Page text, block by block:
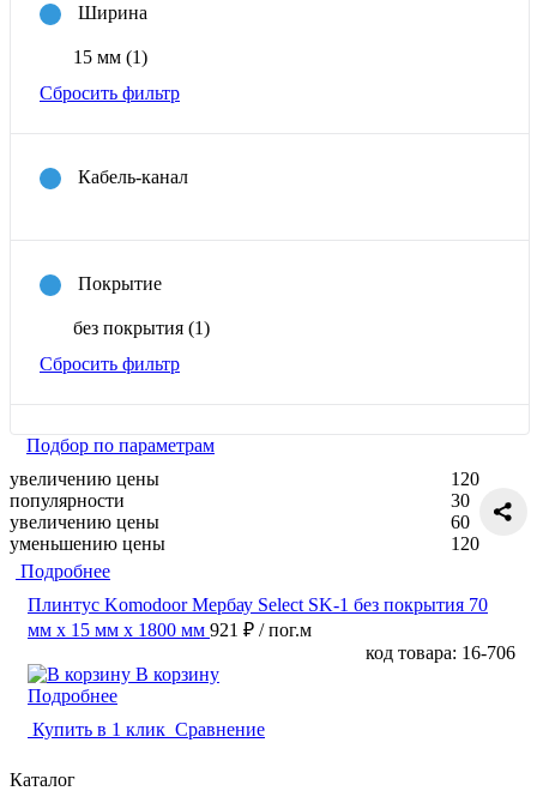
Ширина
15 мм (1)
Сбросить фильтр
Кабель-канал
Покрытие
без покрытия (1)
Сбросить фильтр
Подбор по параметрам
увеличению цены
популярности
увеличению цены
уменьшению цены
120
30
60
120
Подробнее
Плинтус Komodoor Мербау Select SK-1 без покрытия 70
мм х 15 мм х 1800 мм 921 ₽ / пог.м
код товара: 16-706
В корзину
Подробнее
Купить в 1 клик Сравнение
Каталог